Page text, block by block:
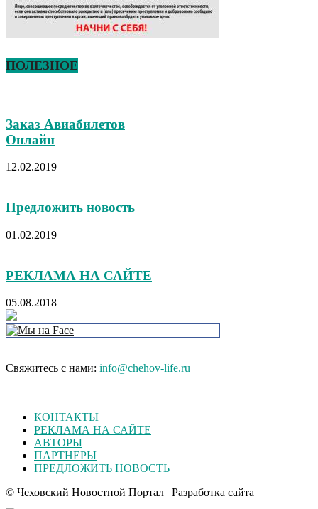
ПОЛЕЗНОЕ
Заказ Авиабилетов
Онлайн
12.02.2019
Предложить новость
01.02.2019
РЕКЛАМА НА САЙТЕ
05.08.2018
Свяжитесь с нами: info@chehov-life.ru
КОНТАКТЫ
РЕКЛАМА НА САЙТЕ
АВТОРЫ
ПАРТНЕРЫ
ПРЕДЛОЖИТЬ НОВОСТЬ
© Чеховский Новостной Портал | Разработка сайта